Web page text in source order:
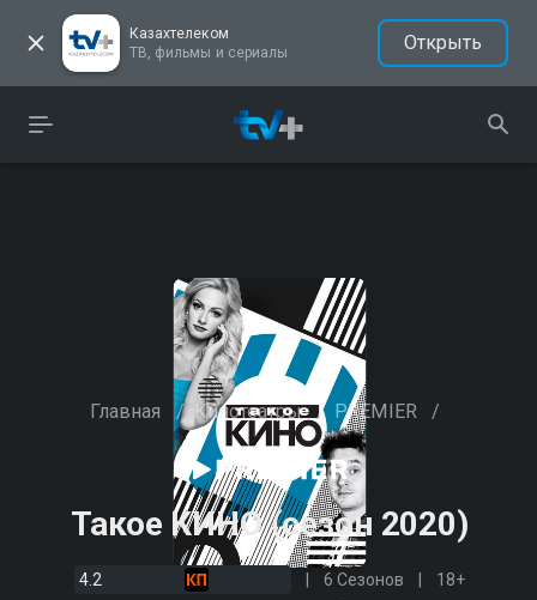
Казахтелеком
ТВ, фильмы и сериалы
Открыть
Главная / Кинотеатры / PREMIER /
Такое КИНО (сезон 2020)
4.2 6 Сезонов
18+